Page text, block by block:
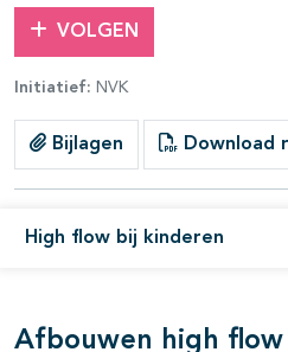
VOLGEN
Initiatief: NVK
Bijlagen Download
High flow bij kinderen
Afbouwen high